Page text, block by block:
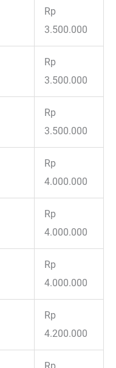
Rp
3.500.000
Rp
3.500.000
Rp
3.500.000
Rp
4.000.000
Rp
4.000.000
Rp
4.000.000
Rp
4.200.000